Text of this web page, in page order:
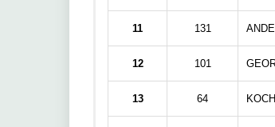
11 131
12 101
13 64